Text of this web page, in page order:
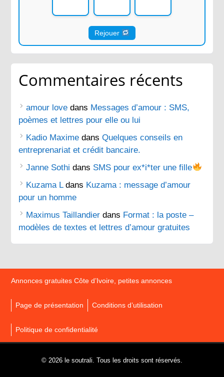
Rejouer
Commentaires récents
amour love dans Messages d’amour : SMS,
poèmes et lettres pour elle ou lui
Kadio Maxime dansQuelques conseils en
entreprenariat et crédit bancaire.
Janne Sothi dans SMS pour ex*i*ter une fille
Kuzama Ldans Kuzama : message d’amour
pour un homme
Maximus Taillandier dans Format : la poste –
modèles de textes et lettres d’amour gratuites
Annonces gratuites Côte d’Ivoire, petites annonces
Page de présentation Conditions d’utilisation
Politique de confidentialité
© 2026 le soutrali. Tous les droits sont réservés.